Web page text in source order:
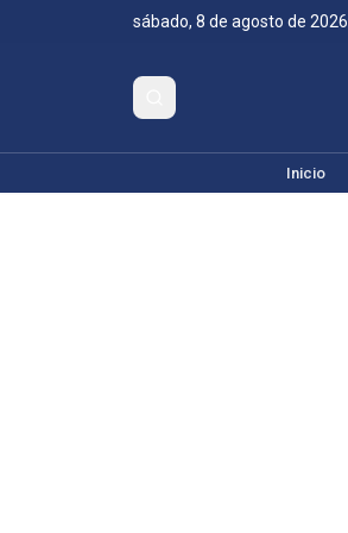
sábado, 8 de agosto de 2026
Inicio